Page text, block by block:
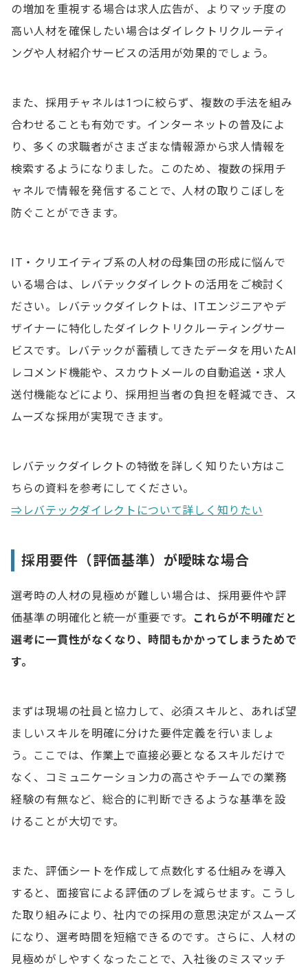
の増加を重視する場合は求人広告が、よりマッチ度の
高い人材を確保したい場合はダイレクトリクルーティ
ングや人材紹介サービスの活用が効果的でしょう。
また、採用チャネルは1つに絞らず、複数の手法を組み
合わせることも有効です。インターネットの普及によ
り、多くの求職者がさまざまな情報源から求人情報を
検索するようになりました。このため、複数の採用チ
ャネルで情報を発信することで、人材の取りこぼしを
防ぐことができます。
IT・クリエイティブ系の人材の母集団の形成に悩んで
いる場合は、レバテックダイレクトの活用をご検討く
ださい。レバテックダイレクトは、ITエンジニアやデ
ザイナーに特化したダイレクトリクルーティングサー
ビスです。レバテックが蓄積してきたデータを用いたAI
レコメンド機能や、スカウトメールの自動追送・求人
送付機能などにより、採用担当者の負担を軽減でき、ス
ムーズな採用が実現できます。
レバテックダイレクトの特徴を詳しく知りたい方はこ
ちらの資料を参考にしてください。
⇒レバテックダイレクトについて詳しく知りたい
採用要件（評価基準）が曖昧な場合
選考時の人材の見極めが難しい場合は、採用要件や評
価基準の明確化と統一が重要です。 これらが不明確だと
選考に一貫性がなくなり、時間もかかってしまうためで
す。
まずは現場の社員と協力して、必須スキルと、あれば望
ましいスキルを明確に分けた要件定義を行いましょ
う。ここでは、作業上で直接必要となるスキルだけで
なく、コミュニケーション力の高さやチームでの業務
経験の有無など、総合的に判断できるような基準を設
けることが大切です。
また、評価シートを作成して点数化する仕組みを導入
すると、面接官による評価のブレを減らせます。こうし
た取り組みにより、社内での採用の意思決定がスムーズ
になり、選考時間を短縮できるのです。さらに、人材の
見極めがしやすくなったことで、入社後のミスマッチ